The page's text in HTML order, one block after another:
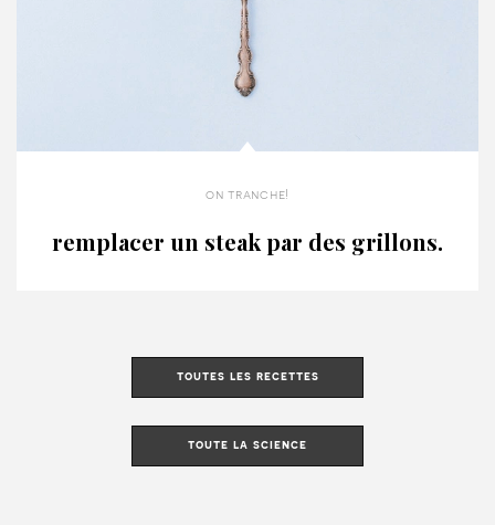
on tranche!
remplacer un steak par des grillons.
toutes les recettes
toute la science